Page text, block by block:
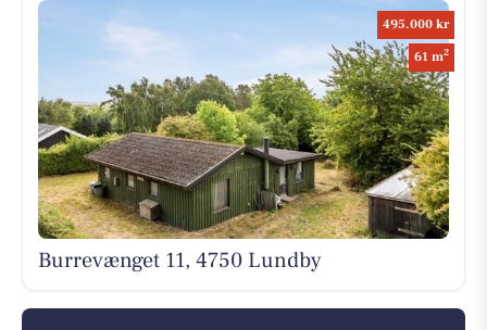
495.000 kr
61 m2
Burrevænget 11, 4750 Lundby